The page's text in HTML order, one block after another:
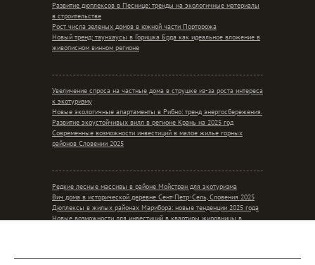
Развитие дюплексов в Песнице: тренды на экологичные материалы
в строительстве
Рост числа зеленых домов в южной части Порторожа
Новый тренд: таунхаусы в Горишка Брда как идеальное вложение в
живописном винном регионе
Увеличение спроса на частные дома в струшке из-за роста интереса
к экотуризму
Новые экологичные апартаменты в Рибно: тренд энергосбережения.
Развитие экоустойчивых вилл в регионе Крань на 2025 год
Современные возможности инвестиций в малое жилье горных
районов Словении 2025
Редкие лесные массивы в районе Мойстран для экотуризма
Вич дома в исторической деревне Сент-Петр-Сель, Словения 2025
Дюплексы в жилых районах Марибора: новые тенденции 2025 года
Новые возможности для инвестиций в квартиры жировницы в